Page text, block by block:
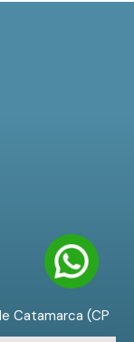
Catamarca (CP